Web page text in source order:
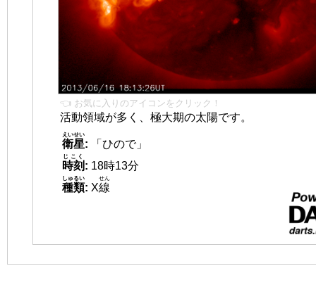
👈 お気に入りのアイコンをクリック！
活動領域が多く、極大期の太陽です。
衛星
えいせい
:
「ひので」
時刻
じこく
: 18時13分
種類
しゅるい
: X線
せん